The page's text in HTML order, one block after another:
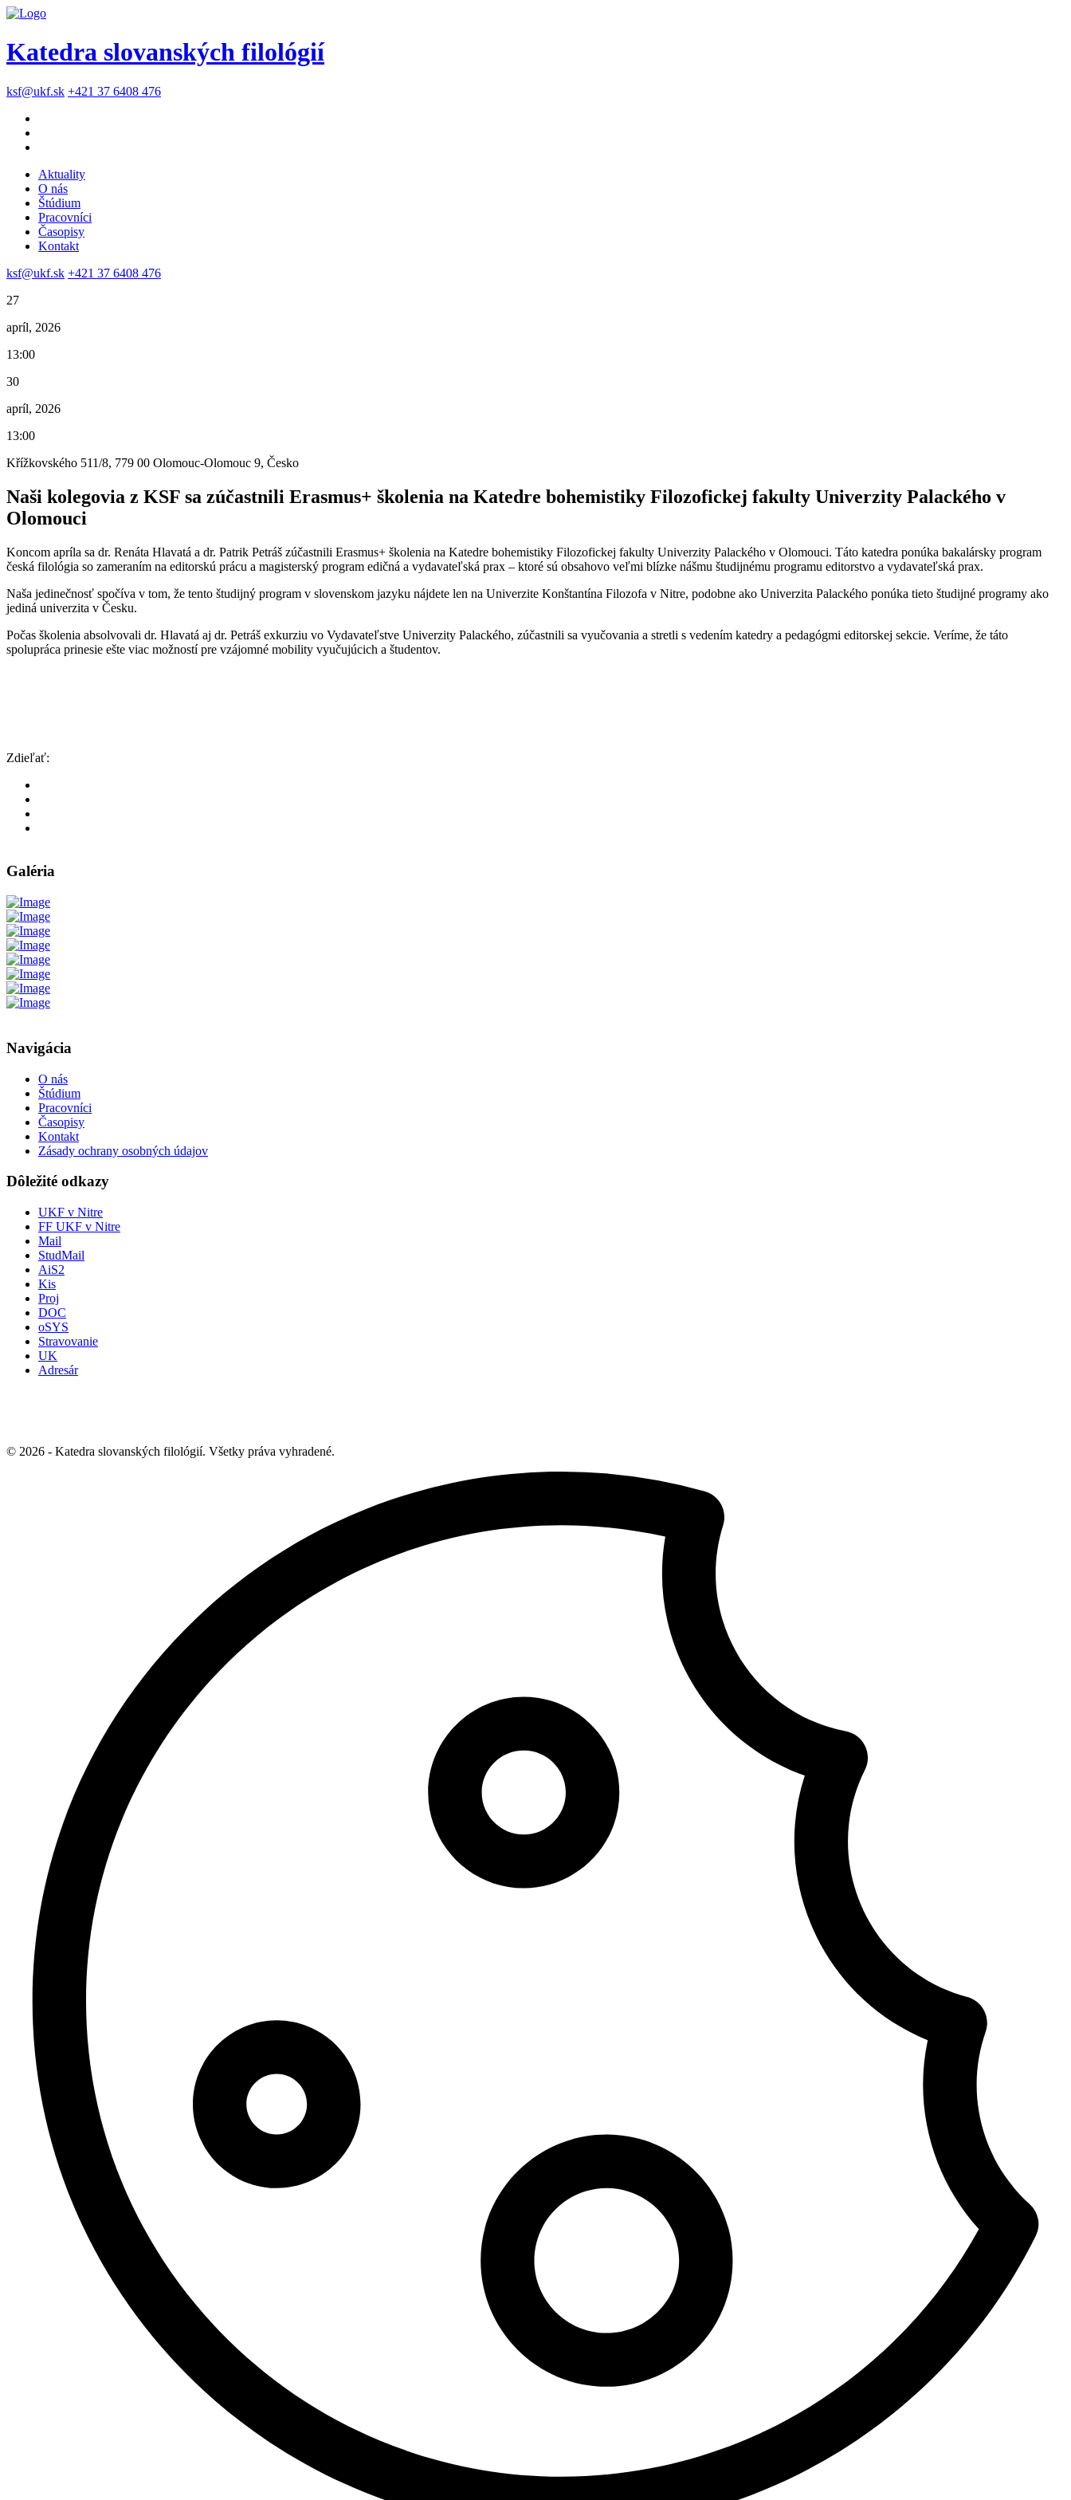
Katedra slovanských filológií
ksf@ukf.sk +421 37 6408 476
Aktuality
O nás
Štúdium
Pracovníci
Časopisy
Kontakt
ksf@ukf.sk +421 37 6408 476
27
apríl, 2026
13:00
30
apríl, 2026
13:00
Křížkovského 511/8, 779 00 Olomouc-Olomouc 9, Česko
Naši kolegovia z KSF sa zúčastnili Erasmus+ školenia na Katedre bohemistiky Filozofickej fakulty Univerzity Palackého v
Olomouci
Koncom apríla sa dr. Renáta Hlavatá a dr. Patrik Petráš zúčastnili Erasmus+ školenia na Katedre bohemistiky Filozofickej fakulty Univerzity Palackého v Olomouci. Táto katedra ponúka bakalársky program
česká filológia so zameraním na editorskú prácu a magisterský program edičná a vydavateľská prax – ktoré sú obsahovo veľmi blízke nášmu študijnému programu editorstvo a vydavateľská prax.
Naša jedinečnosť spočíva v tom, že tento študijný program v slovenskom jazyku nájdete len na Univerzite Konštantína Filozofa v Nitre, podobne ako Univerzita Palackého ponúka tieto študijné programy ako
jediná univerzita v Česku.
Počas školenia absolvovali dr. Hlavatá aj dr. Petráš exkurziu vo Vydavateľstve Univerzity Palackého, zúčastnili sa vyučovania a stretli s vedením katedry a pedagógmi editorskej sekcie. Veríme, že táto
spolupráca prinesie ešte viac možností pre vzájomné mobility vyučujúcich a študentov.
Zdieľať:
Galéria
Navigácia
O nás
Štúdium
Pracovníci
Časopisy
Kontakt
Zásady ochrany osobných údajov
Dôležité odkazy
UKF v Nitre
FF UKF v Nitre
Mail
StudMail
AiS2
Kis
Proj
DOC
oSYS
Stravovanie
UK
Adresár
© 2026 - Katedra slovanských filológií. Všetky práva vyhradené.